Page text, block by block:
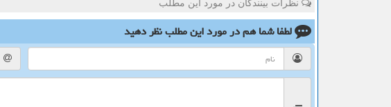
نظرات بینندگان در مورد این مطلب
لطفا شما همدر مورد این مطلبنظر دهید